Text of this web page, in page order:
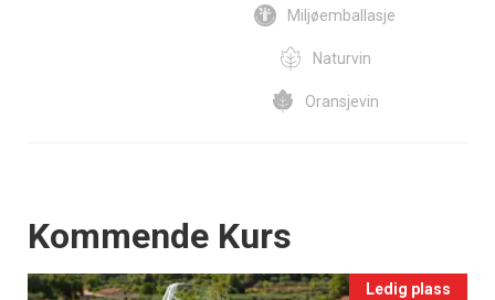
Miljøemballasje
Naturvin
Oransjevin
Events
Kommende Kurs
Ledig plass